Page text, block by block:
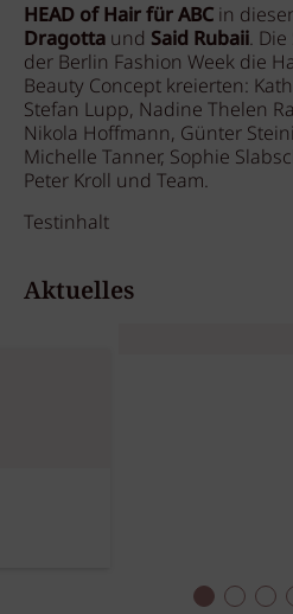
HEAD of Hair für ABC in
Dragotta und Said Rubaii.
der Berlin Fashion Week die
Beauty Concept kreierten:
Stefan Lupp, Nadine Thelen
Nikola Hoffmann, Günter
Michelle Tanner, Sophie
Peter Kroll und Team.
Testinhalt
Aktuelles